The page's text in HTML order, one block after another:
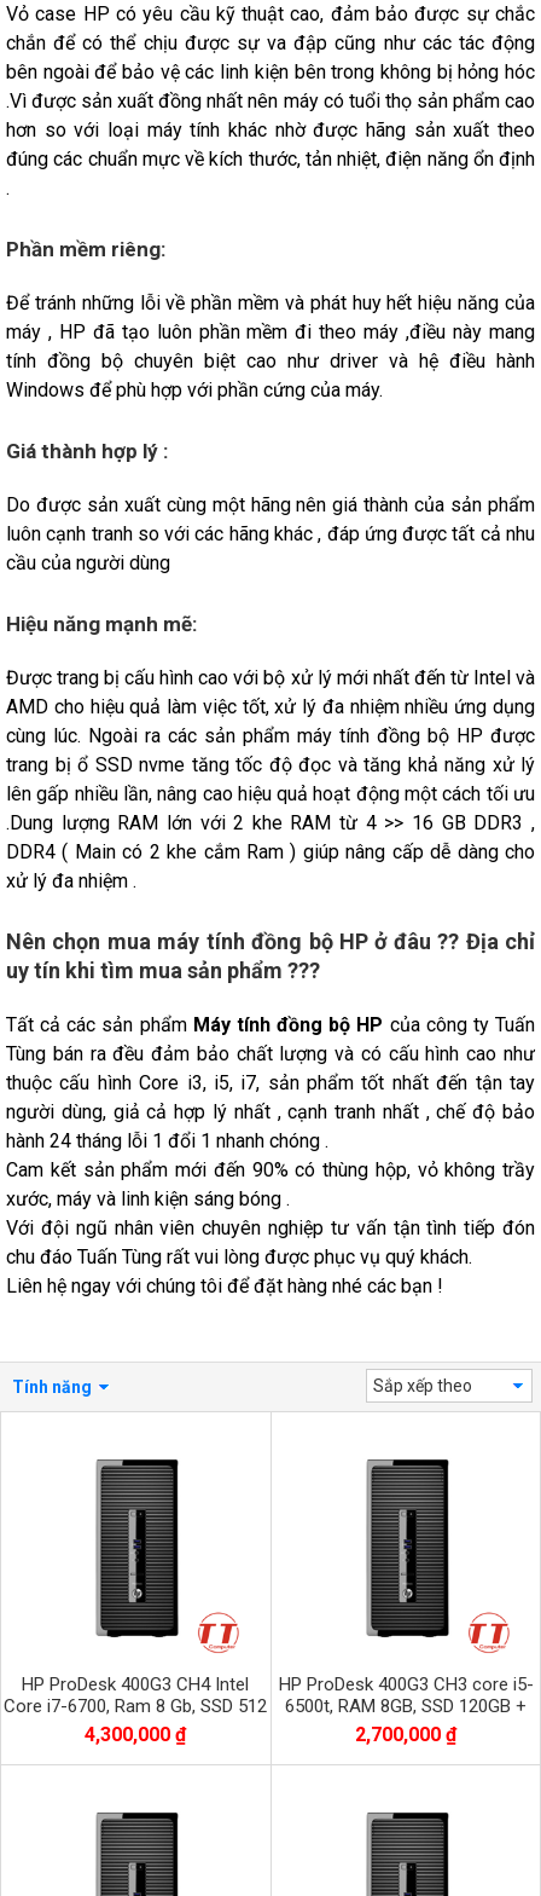
Vỏ case HP có yêu cầu kỹ thuật cao, đảm bảo được sự chắc
chắn để có thể chịu được sự va đập cũng như các tác động
bên ngoài để bảo vệ các linh kiện bên trong không bị hỏng hóc
.Vì được sản xuất đồng nhất nên máy có tuổi thọ sản phẩm cao
hơn so với loại máy tính khác nhờ được hãng sản xuất theo
đúng các chuẩn mực về kích thước, tản nhiệt, điện năng ổn định
.
Phần mềm riêng:
Để tránh những lỗi về phần mềm và phát huy hết hiệu năng của
máy , HP đã tạo luôn phần mềm đi theo máy ,điều này mang
tính đồng bộ chuyên biệt cao như driver và hệ điều hành
Windows để phù hợp với phần cứng của máy.
Giá thành hợp lý :
Do được sản xuất cùng một hãng nên giá thành của sản phẩm
luôn cạnh tranh so với các hãng khác , đáp ứng được tất cả nhu
cầu của người dùng
Hiệu năng mạnh mẽ:
Được trang bị cấu hình cao với bộ xử lý mới nhất đến từ Intel và
AMD cho hiệu quả làm việc tốt, xử lý đa nhiệm nhiều ứng dụng
cùng lúc. Ngoài ra các sản phẩm máy tính đồng bộ HP được
trang bị ổ SSD nvme tăng tốc độ đọc và tăng khả năng xử lý
lên gấp nhiều lần, nâng cao hiệu quả hoạt động một cách tối ưu
.Dung lượng RAM lớn với 2 khe RAM từ 4 >> 16 GB DDR3 ,
DDR4 ( Main có 2 khe cắm Ram ) giúp nâng cấp dễ dàng cho
xử lý đa nhiệm .
Nên chọn mua máy tính đồng bộ HP ở đâu ?? Địa chỉ
uy tín khi tìm mua sản phẩm ???
Tất cả các sản phẩm Máy tính đồng bộ HP của công ty Tuấn
Tùng bán ra đều đảm bảo chất lượng và có cấu hình cao như
thuộc cấu hình Core i3, i5, i7, sản phẩm tốt nhất đến tận tay
người dùng, giả cả hợp lý nhất , cạnh tranh nhất , chế độ bảo
hành 24 tháng lỗi 1 đổi 1 nhanh chóng .
Cam kết sản phẩm mới đến 90% có thùng hộp, vỏ không trầy
xước, máy và linh kiện sáng bóng .
Với đội ngũ nhân viên chuyên nghiệp tư vấn tận tình tiếp đón
chu đáo Tuấn Tùng rất vui lòng được phục vụ quý khách.
Liên hệ ngay với chúng tôi để đặt hàng nhé các bạn !
Sắp xếp theo
Tính năng
HP ProDesk 400G3 CH4 Intel
Core i7-6700, Ram 8 Gb, SSD 512
Gb
4,300,000 ₫
HP ProDesk 400G3 CH3 core i5-
6500t, RAM 8GB, SSD 120GB +
HDD 500GB
2,700,000 ₫